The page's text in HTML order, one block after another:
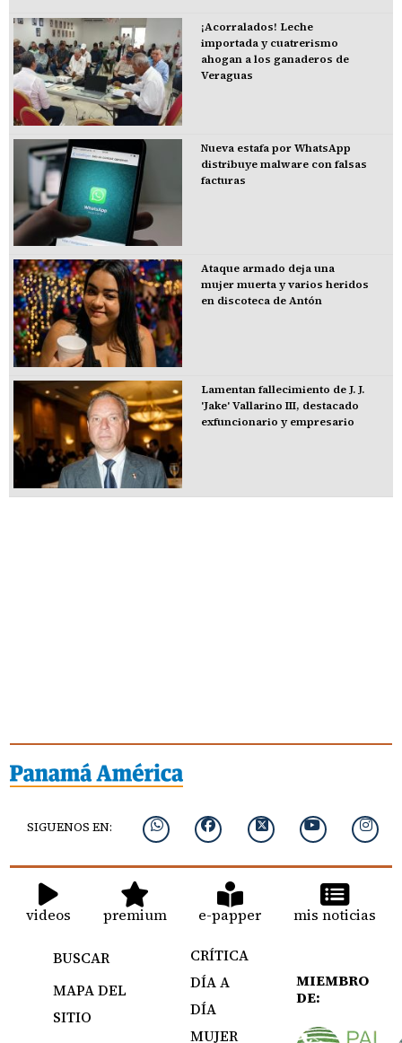
¡Acorralados! Leche
importada y cuatrerismo
ahogan a los ganaderos de
Veraguas
Nueva estafa por WhatsApp
distribuye malware con falsas
facturas
Ataque armado deja una
mujer muerta y varios heridos
en discoteca de Antón
Lamentan fallecimiento de J. J.
'Jake' Vallarino III, destacado
exfuncionario y empresario
SIGUENOS EN:
videos premium e-papper mis noticias
BUSCAR
MAPA DEL
SITIO
CRÍTICA
DÍA A
DÍA
MUJER
MIEMBRO
DE: